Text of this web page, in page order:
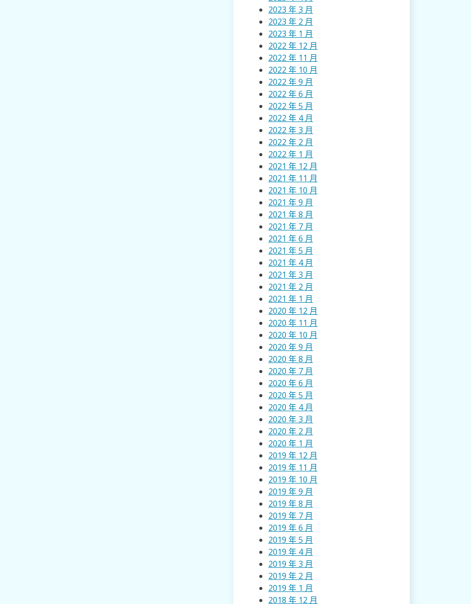
2023 年 3 月
2023 年 2 月
2023 年 1 月
2022 年 12 月
2022 年 11 月
2022 年 10 月
2022 年 9 月
2022 年 6 月
2022 年 5 月
2022 年 4 月
2022 年 3 月
2022 年 2 月
2022 年 1 月
2021 年 12 月
2021 年 11 月
2021 年 10 月
2021 年 9 月
2021 年 8 月
2021 年 7 月
2021 年 6 月
2021 年 5 月
2021 年 4 月
2021 年 3 月
2021 年 2 月
2021 年 1 月
2020 年 12 月
2020 年 11 月
2020 年 10 月
2020 年 9 月
2020 年 8 月
2020 年 7 月
2020 年 6 月
2020 年 5 月
2020 年 4 月
2020 年 3 月
2020 年 2 月
2020 年 1 月
2019 年 12 月
2019 年 11 月
2019 年 10 月
2019 年 9 月
2019 年 8 月
2019 年 7 月
2019 年 6 月
2019 年 5 月
2019 年 4 月
2019 年 3 月
2019 年 2 月
2019 年 1 月
2018 年 12 月